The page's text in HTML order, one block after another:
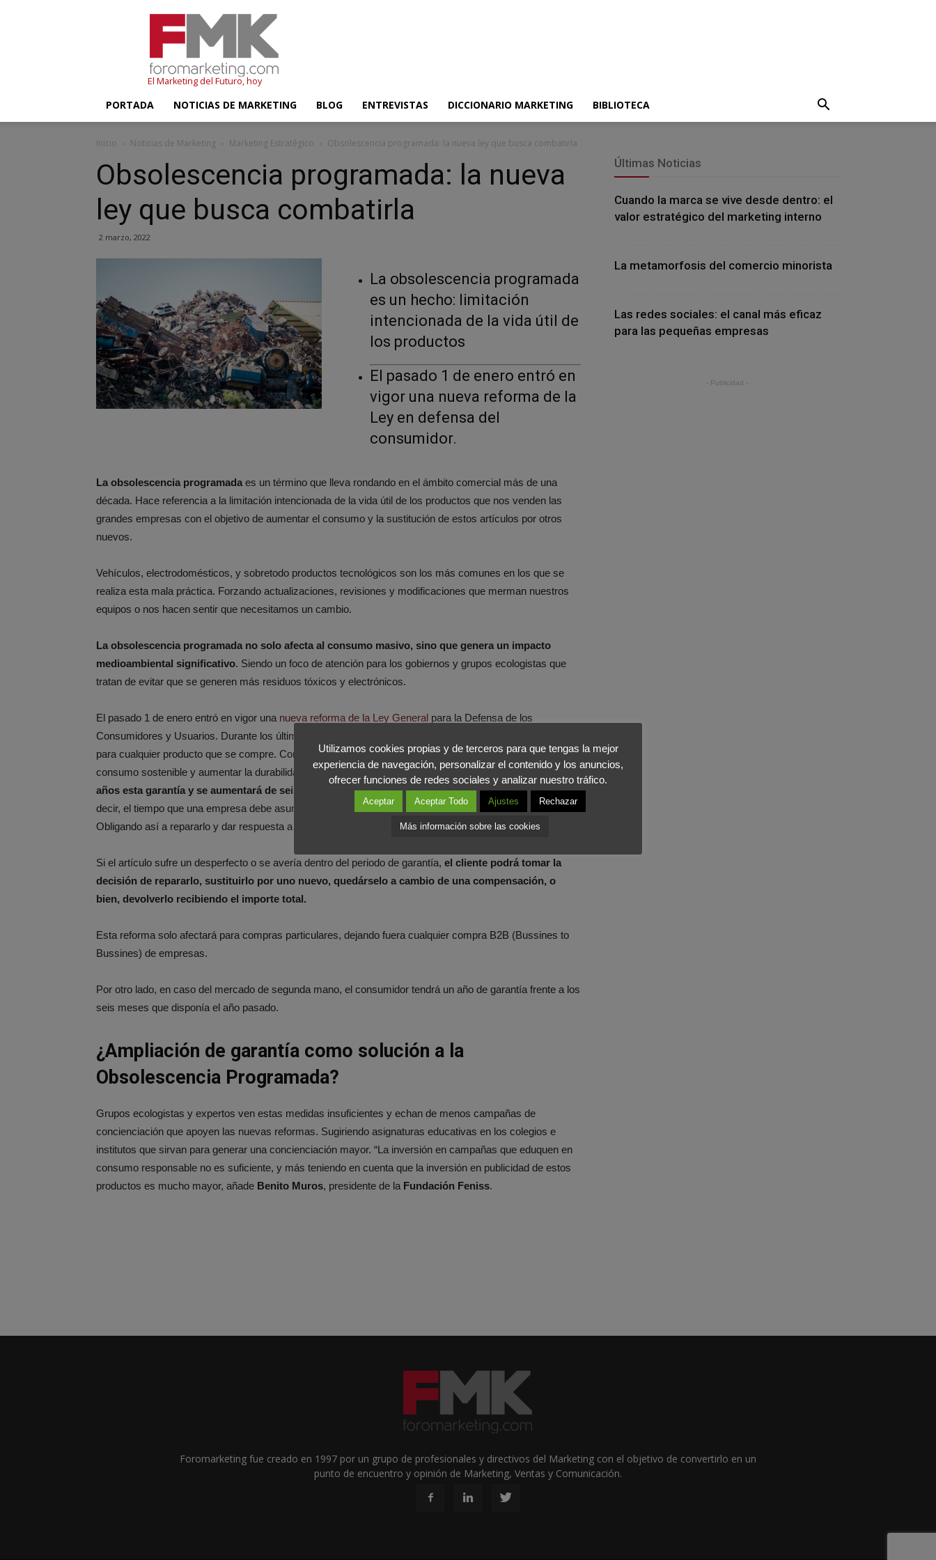
El Marketing del Futuro, hoy
PORTADA NOTICIAS DE MARKETING BLOG ENTREVISTAS DICCIONARIO MARKETING BIBLIOTECA
Inicio Noticias de Marketing Marketing Estratégico Obsolescencia programada: la nueva ley que busca combatirla
Obsolescencia programada: la nueva
ley que busca combatirla
2 marzo, 2022
La obsolescencia programada
es un hecho: limitación
intencionada de la vida útil de
los productos
El pasado 1 de enero entró en
vigor una nueva reforma de la
Ley en defensa del
consumidor.
La obsolescencia programada es un término que lleva rondando en el ámbito comercial más de una
década. Hace referencia a la limitación intencionada de la vida útil de los productos que nos venden las
grandes empresas con el objetivo de aumentar el consumo y la sustitución de estos artículos por otros
nuevos.
Vehículos, electrodomésticos, y sobretodo productos tecnológicos son los más comunes en los que se
realiza esta mala práctica. Forzando actualizaciones, revisiones y modificaciones que merman nuestros
equipos o nos hacen sentir que necesitamos un cambio.
La obsolescencia programada no solo afecta al consumo masivo, sino que genera un impacto
medioambiental significativo. Siendo un foco de atención para los gobiernos y grupos ecologistas que
tratan de evitar que se generen más residuos tóxicos y electrónicos.
El pasado 1 de enero entró en vigor una nueva reforma de la Ley General para la Defensa de los
Consumidores y Usuarios. Durante los últimos años, el consumidor disponía de 2 años de garantía legal
para cualquier producto que se compre. Con la incorporación de la nueva reforma, se buscará reforzar el
consumo sostenible y aumentar la durabilidad de dichos productos. Para ello,se ampliará hasta tres
años esta garantía y se aumentará de seis meses a dos años el periodo de la carga de prueba. Es
decir, el tiempo que una empresa debe asumir el daño detectado debido a problemas de fabricación.
Obligando así a repararlo y dar respuesta a la garantía.
Si el artículo sufre un desperfecto o se avería dentro del periodo de garantía, el cliente podrá tomar la
decisión de repararlo, sustituirlo por uno nuevo, quedárselo a cambio de una compensación, o
bien, devolverlo recibiendo el importe total.
Esta reforma solo afectará para compras particulares, dejando fuera cualquier compra B2B (Bussines to
Bussines) de empresas.
Por otro lado, en caso del mercado de segunda mano, el consumidor tendrá un año de garantía frente a los
seis meses que disponía el año pasado.
¿Ampliación de garantía como solución a la
Obsolescencia Programada?
Grupos ecologistas y expertos ven estas medidas insuficientes y echan de menos campañas de
concienciación que apoyen las nuevas reformas. Sugiriendo asignaturas educativas en los colegios e
institutos que sirvan para generar una concienciación mayor. “La inversión en campañas que eduquen en
consumo responsable no es suficiente, y más teniendo en cuenta que la inversión en publicidad de estos
productos es mucho mayor, añade Benito Muros, presidente de la Fundación Feniss.
Últimas Noticias
Cuando la marca se vive desde dentro: el
valor estratégico del marketing interno
La metamorfosis del comercio minorista
Las redes sociales: el canal más eficaz
para las pequeñas empresas
- Publicidad -
Foromarketing fue creado en 1997 por un grupo de profesionales y directivos del Marketing con el objetivo de convertirlo en un
punto de encuentro y opinión de Marketing, Ventas y Comunicación.
Utilizamos cookies propias y de terceros para que tengas la mejor
experiencia de navegación, personalizar el contenido y los anuncios,
ofrecer funciones de redes sociales y analizar nuestro tráfico.
Aceptar Aceptar Todo Ajustes Rechazar
Más información sobre las cookies